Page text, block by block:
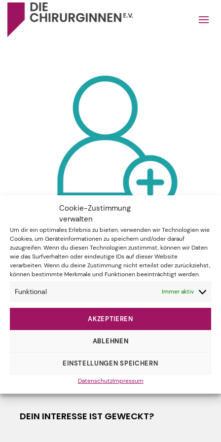
Cookie-Zustimmung
verwalten
Um dir ein optimales Erlebnis zu bieten, verwenden wir Technologien wie
Cookies, um Geräteinformationen zu speichern und/oder darauf
zuzugreifen. Wenn du diesen Technologien zustimmst, können wir Daten
wie das Surfverhalten oder eindeutige IDs auf dieser Website
verarbeiten. Wenn du deine Zustimmung nicht erteilst oder zurückziehst,
können bestimmte Merkmale und Funktionen beeinträchtigt werden.
Funktional Immer aktiv
AKZEPTIEREN
ABLEHNEN
EINSTELLUNGEN SPEICHERN
DatenschutzImpressum
DIE CHIRURGINNEN E.V.
Sandbirkenstr. 5
29352 Adelheidsdorf
05141 - 9315705
kontakt@chirurginnen.com
ABONNIERE UNSEREN NEWSLETTER!
DEIN INTERESSE IST GEWECKT?